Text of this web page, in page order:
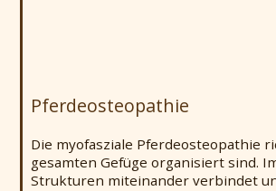
Pferdeosteopathie
Die myofasziale Pferdeosteopathie
gesamten Gefüge organisiert sind.
Strukturen miteinander verbindet